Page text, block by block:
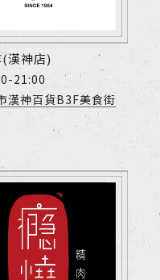
漢神店)
21:00
漢神百貨B3F美食街